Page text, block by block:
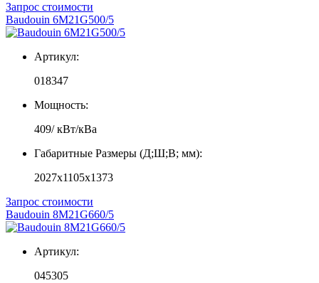
Запрос стоимости
Baudouin 6M21G500/5
Артикул:
018347
Мощность:
409/ кВт/кВа
Габаритные Размеры (Д;Ш;В; мм):
2027x1105x1373
Запрос стоимости
Baudouin 8M21G660/5
Артикул:
045305